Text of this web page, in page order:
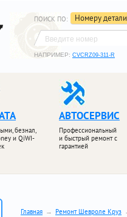
ПОИСК ПО: Номеру детали
НАПРИМЕР: CVCRZ09-311-R
безнал,
и QiWI-
АВТОСЕРВИС
Профессиональный
и быстрый ремонт с
гарантией
Главная Ремонт Шевроле Круз